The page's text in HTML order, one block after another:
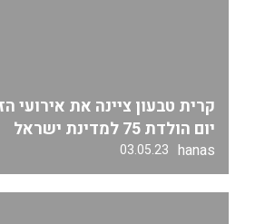
קרית טבעון ציינה את אירועי
יום הולדת 75 למדינת ישראל
hanas
03.05.23